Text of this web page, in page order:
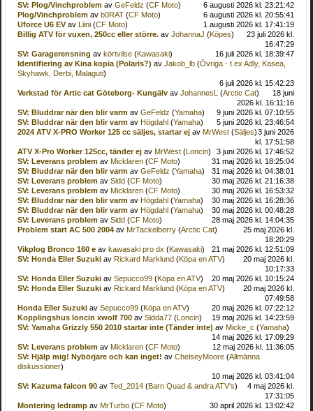
SV: Plog/Vinchproblem av GeFeldz (CF Moto)
6 augusti 2026 kl. 23:21:42
Plog/Vinchproblem av b0RAT(CF Moto)
6 augusti 2026 kl. 20:55:41
Uforce U6 EVav Liini(CF Moto)
1 augusti 2026 kl. 17:41:19
Billig ATV för vuxen, 250cc eller större.av JohannaJ (Köpes)
23 juli 2026 kl.
16:47:29
SV: Garagerensning av körtvilse(Kawasaki)
16 juli 2026 kl. 18:39:47
Identifiering av Kina kopia (Polaris?) av Jakob_lb(Övriga - t.ex Adly, Kasea,
Skyhawk, Derbi, Malaguti)
6 juli 2026 kl. 15:42:23
Verkstad för Artic cat Göteborg- Kungälvav JohannesL (Arctic Cat)
18 juni
2026 kl. 16:11:16
SV: Bluddrar när den blir varmav GeFeldz (Yamaha)
9 juni 2026 kl. 07:10:55
SV: Bluddrar när den blir varmav Högdahl (Yamaha)
5 juni 2026 kl. 23:46:54
2024 ATV X-PRO Worker 125 cc säljes, startar ejav MrWest(Säljes)3 juni 2026
kl. 17:51:58
ATV X-Pro Worker 125cc, tänder ejav MrWest(Loncin)
3 juni 2026 kl. 17:46:52
SV: Leverans problem av Micklaren(CF Moto)
31 maj 2026 kl. 18:25:04
SV: Bluddrar när den blir varmav GeFeldz (Yamaha)
31 maj 2026 kl. 04:38:01
SV: Leverans problem av Sidd (CF Moto)
30 maj 2026 kl. 21:16:38
SV: Leverans problem av Micklaren(CF Moto)
30 maj 2026 kl. 16:53:32
SV: Bluddrar när den blir varmav Högdahl (Yamaha)
30 maj 2026 kl. 16:28:36
SV: Bluddrar när den blir varmav Högdahl (Yamaha)
30 maj 2026 kl. 00:48:28
SV: Leverans problem av Sidd (CF Moto)
28 maj 2026 kl. 14:04:35
Problem start AC 500 2004av MrTackelberry(Arctic Cat)
25 maj 2026 kl.
18:20:29
Vikplog Bronco 160 eav kawasaki pro dx (Kawasaki)
21 maj 2026 kl. 12:51:09
SV: Honda Eller Suzuki av Rickard Marklund (Köpa en ATV)
20 maj 2026 kl.
10:17:33
SV: Honda Eller Suzuki av Sepucco99(Köpa en ATV)
20 maj 2026 kl. 10:15:24
SV: Honda Eller Suzuki av Rickard Marklund (Köpa en ATV)
20 maj 2026 kl.
07:49:58
Honda Eller Suzuki av Sepucco99(Köpa en ATV)
20 maj 2026 kl. 07:22:12
Kopplingshus loncin xwolf 700av Sidda77(Loncin)
19 maj 2026 kl. 14:23:59
SV: Yamaha Grizzly 550 2010 startar inte (Tänder inte) av Micke_c (Yamaha)
14 maj 2026 kl. 17:09:29
SV: Leverans problem av Micklaren(CF Moto)
12 maj 2026 kl. 11:36:05
SV: Hjälp mig! Nybörjare och kan inget! av ChelseyMoore(Allmänna
diskussioner)
10 maj 2026 kl. 03:41:04
SV: Kazuma falcon 90av Ted_2014(Barn Quad & andra ATV's)
4 maj 2026 kl.
17:31:05
Montering ledrampav MrTurbo(CF Moto) 30 april 2026 kl. 13:02:42